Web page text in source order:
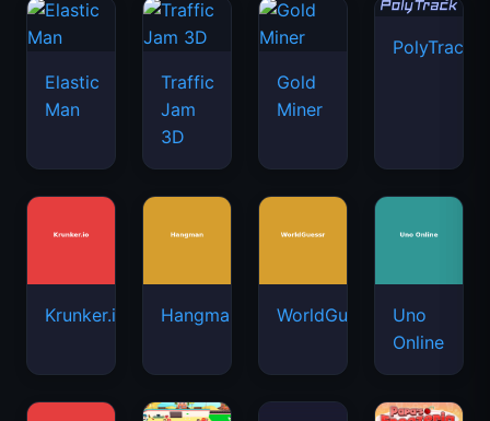
Elastic
Man
Traffic
Jam
3D
Gold
Miner
PolyTrack
Krunker.io Hangman WorldGuessr
Uno
Online